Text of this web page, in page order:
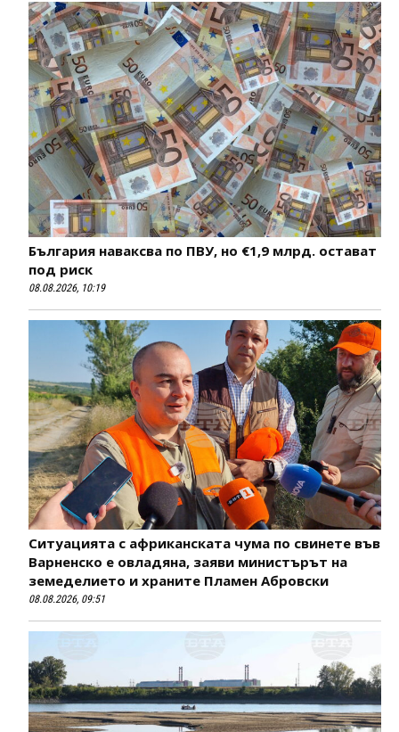
България наваксва по ПВУ, но €1,9 млрд. остават
под риск
08.08.2026, 10:19
Ситуацията с африканската чума по свинете във
Варненско е овладяна, заяви министърът на
земеделието и храните Пламен Абровски
08.08.2026, 09:51